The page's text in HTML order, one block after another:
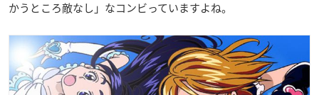
かうところ敵なし」なコンビっていますよね。